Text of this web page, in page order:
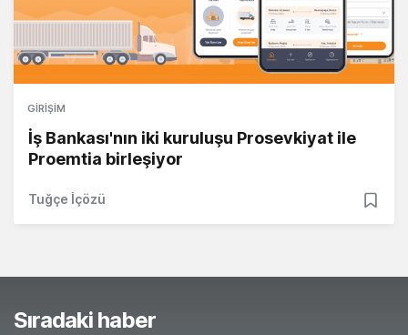
GIRIŞIM
İş Bankası'nın iki kuruluşu Prosevkiyat ile
Proemtia birleşiyor
Tuğçe İçözü
Sıradaki haber